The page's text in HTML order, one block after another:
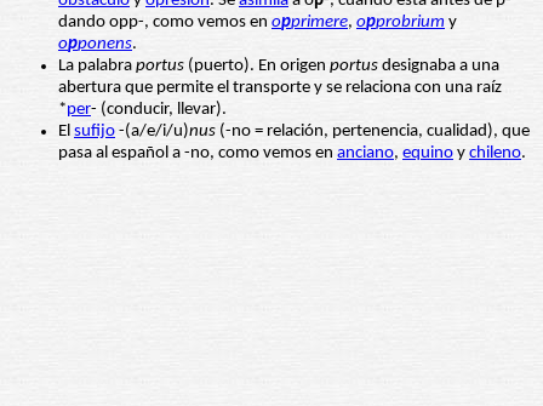
dando opp-, como vemos en opprimere, opprobrium y
opponens.
La palabra portus (puerto). En origen portus designaba a una
abertura que permite el transporte y se relaciona con una raíz
*per- (conducir, llevar).
El sufijo -(a/e/i/u)nus (-no = relación, pertenencia, cualidad), que
pasa al español a -no, como vemos en anciano, equino y chileno.